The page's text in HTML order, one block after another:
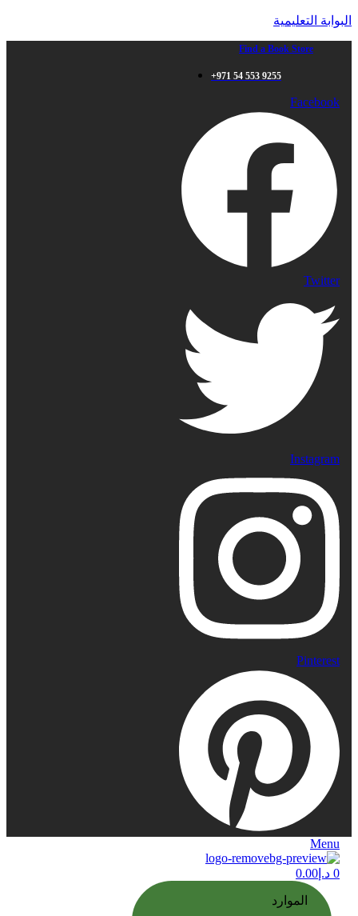
البوابة التعليمية
Find a Book Store
+971 54 553 9255
Facebook
Twitter
Instagram
Pinterest
Menu
0 د.إ 0.00
الموارد